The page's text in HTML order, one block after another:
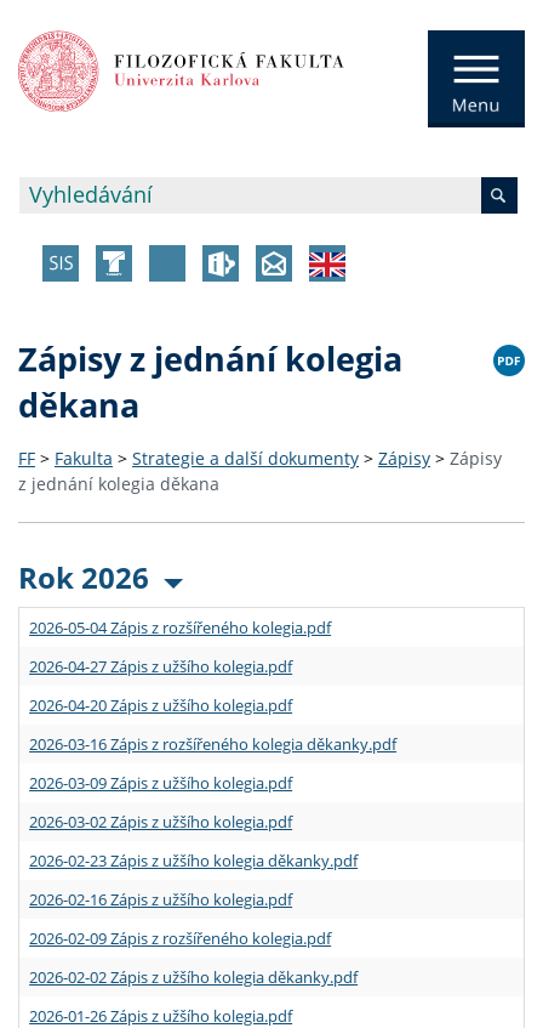
Zápisy z jednání kolegia
děkana
FF > Fakulta > Strategie a další dokumenty > Zápisy > Zápisy
z jednání kolegia děkana
Rok 2026
2026-05-04 Zápis z rozšířeného kolegia.pdf
2026-04-27 Zápis z užšího kolegia.pdf
2026-04-20 Zápis z užšího kolegia.pdf
2026-03-16 Zápis z rozšířeného kolegia děkanky.pdf
2026-03-09 Zápis z užšího kolegia.pdf
2026-03-02 Zápis z užšího kolegia.pdf
2026-02-23 Zápis z užšího kolegia děkanky.pdf
2026-02-16 Zápis z užšího kolegia.pdf
2026-02-09 Zápis z rozšířeného kolegia.pdf
2026-02-02 Zápis z užšího kolegia děkanky.pdf
2026-01-26 Zápis z užšího kolegia.pdf